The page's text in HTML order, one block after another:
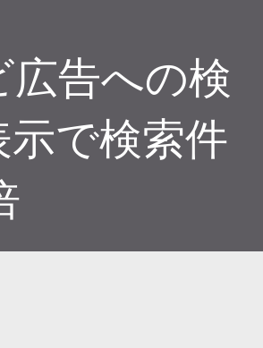
広告への検
示で検索件